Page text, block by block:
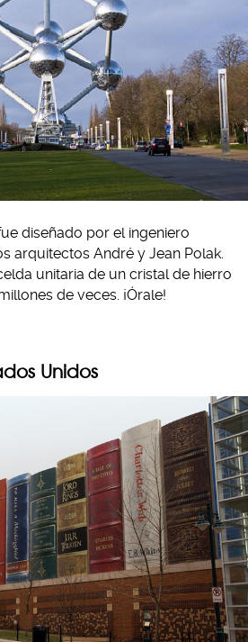
diseñado por el ingeniero
arquitectos André y Jean Polak.
unitaria de un cristal de hierro
de veces. ¡Órale!
Unidos